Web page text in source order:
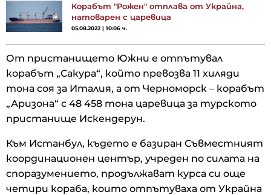
Корабът "Рожен" отплава от Украйна,
натоварен с царевица
05.08.2022 | 10:06 ч.
От пристанището Южни е отпътувал
корабът „Сакура“, който превозва 11 хиляди
тона соя за Италия, а от Черноморск – корабът
„Аризона“ с 48 458 тона царевица за турското
пристанище Искендерун.
Към Истанбул, където е базиран Съвместният
координационен център, учреден по силата на
споразумението, продължават курса си още
четири кораба, които отпътуваха от Украйна